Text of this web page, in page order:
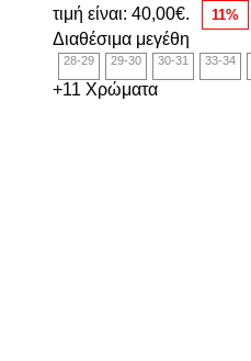
τιμή είναι: 40,00€.
11%
Διαθέσιμα μεγέθη
28-29 29-30 30-31 33-34
+11 Χρώματα